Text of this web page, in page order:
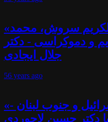
«انتخابات» ایران، عبدالکریم سروش، محمد
و دموکراسی - دکتر
جلال ایجادی
56 years ago
«انتخابات»، توماج، اسرائیل و جنوب لبنان -
دکتر حسین لاجوردی